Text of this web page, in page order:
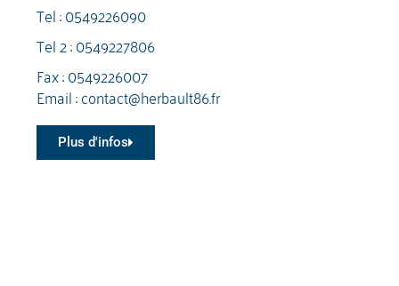
Tel :0549226090
Tel 2 :0549227806
Fax : 0549226007
Email :contact@herbault86.fr
Plus d'infos